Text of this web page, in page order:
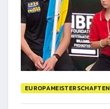
EUROPAMEISTERSCHAFTEN